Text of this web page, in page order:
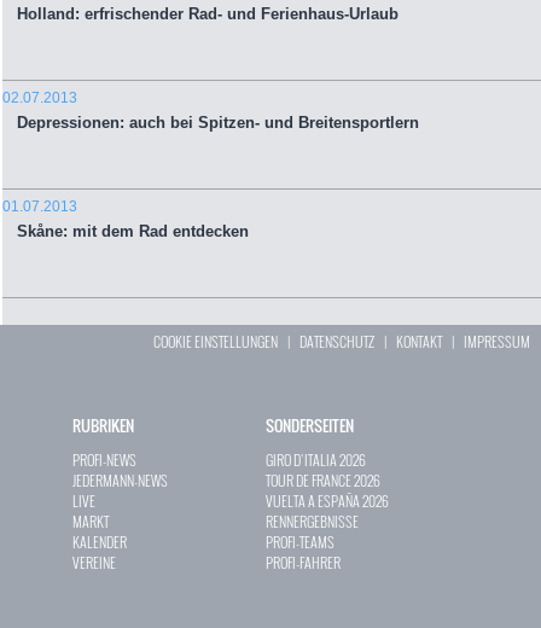
Holland: erfrischender Rad- und Ferienhaus-Urlaub
02.07.2013
Depressionen: auch bei Spitzen- und Breitensportlern
01.07.2013
Skåne: mit dem Rad entdecken
COOKIE EINSTELLUNGEN | DATENSCHUTZ | KONTAKT| IMPRESSUM
RUBRIKEN
PROFI-NEWS
JEDERMANN-NEWS
LIVE
MARKT
KALENDER
VEREINE
SONDERSEITEN
GIRO D`ITALIA 2026
TOUR DE FRANCE 2026
VUELTA A ESPAÑA 2026
RENNERGEBNISSE
PROFI-TEAMS
PROFI-FAHRER